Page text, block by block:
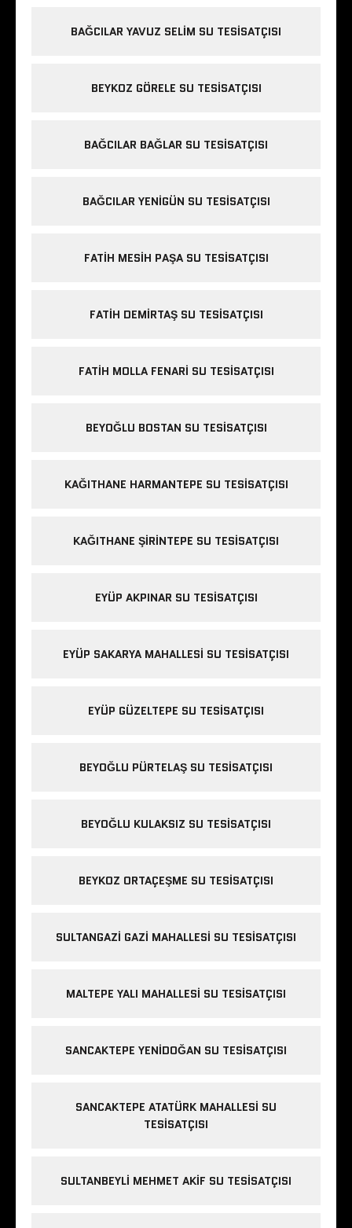
BAĞCILAR YAVUZ SELIM SU TESISATÇISI
BEYKOZ GÖRELE SU TESISATÇISI
BAĞCILAR BAĞLAR SU TESISATÇISI
BAĞCILAR YENIGÜN SU TESISATÇISI
FATIH MESIH PAŞA SU TESISATÇISI
FATIH DEMIRTAŞ SU TESISATÇISI
FATIH MOLLA FENARI SU TESISATÇISI
BEYOĞLU BOSTAN SU TESISATÇISI
KAĞITHANE HARMANTEPE SU TESISATÇISI
KAĞITHANE ŞIRINTEPE SU TESISATÇISI
EYÜP AKPINAR SU TESISATÇISI
EYÜP SAKARYA MAHALLESI SU TESISATÇISI
EYÜP GÜZELTEPE SU TESISATÇISI
BEYOĞLU PÜRTELAŞ SU TESISATÇISI
BEYOĞLU KULAKSIZ SU TESISATÇISI
BEYKOZ ORTAÇEŞME SU TESISATÇISI
SULTANGAZI GAZI MAHALLESI SU TESISATÇISI
MALTEPE YALI MAHALLESI SU TESISATÇISI
SANCAKTEPE YENIDOĞAN SU TESISATÇISI
SANCAKTEPE ATATÜRK MAHALLESI SU
TESISATÇISI
SULTANBEYLI MEHMET AKIF SU TESISATÇISI